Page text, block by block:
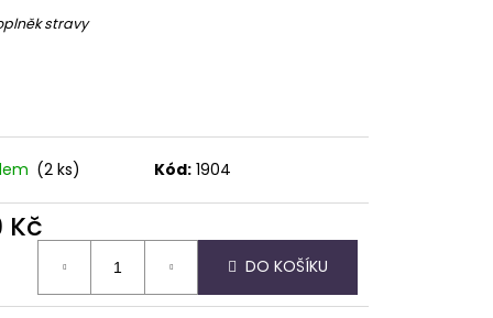
stravy
(2 ks) Kód: 1904
Kč
DO KOŠÍKU